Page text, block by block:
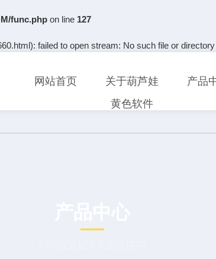
func.php on line 127
failed to open stream: No such file or
网站首页
关于葫芦娃
黄色软件
产品